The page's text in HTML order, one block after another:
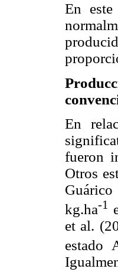
En
En
fueron
Otros
kg.ha-1
et al.
estado